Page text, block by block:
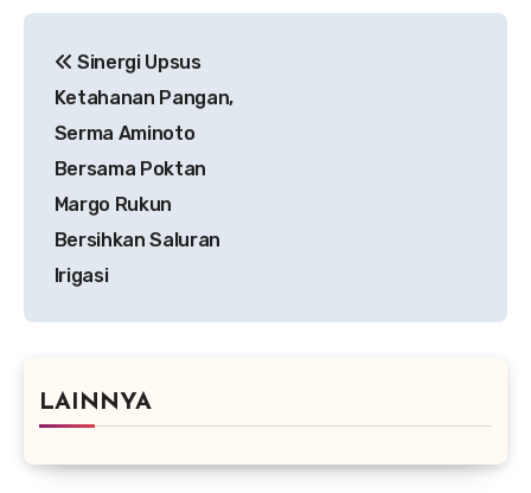
pos
Sinergi Upsus
Ketahanan Pangan,
Serma Aminoto
Bersama Poktan
Margo Rukun
Bersihkan Saluran
Irigasi
LAINNYA